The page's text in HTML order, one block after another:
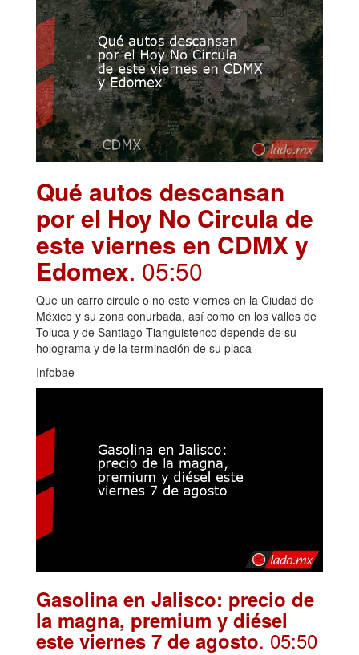
Qué autos descansan
por el Hoy No Circula de
este viernes en CDMX y
Edomex. 05:50
Que un carro circule o no este viernes en la Ciudad de
México y su zona conurbada, así como en los valles de
Toluca y de Santiago Tianguistenco depende de su
holograma y de la terminación de su placa
Infobae
Gasolina en Jalisco: precio de
la magna, premium y diésel
este viernes 7 de agosto. 05:50